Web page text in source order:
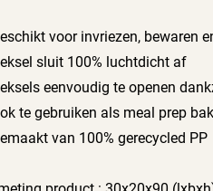
voor invriezen, bewaren
sluit 100% luchtdicht af
eenvoudig te openen
te gebruiken als meal prep
van 100% gerecycled PP